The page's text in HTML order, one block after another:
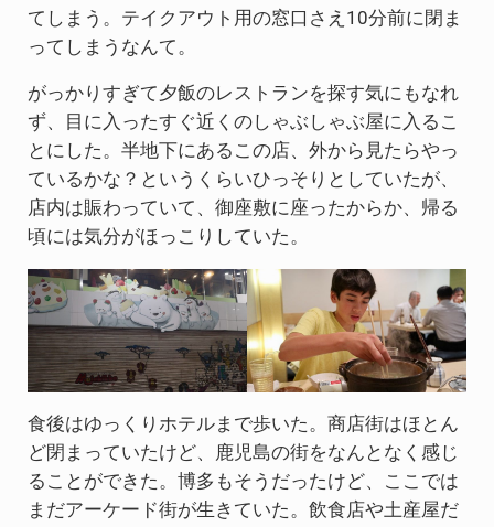
てしまう。テイクアウト用の窓口さえ10分前に閉ま
ってしまうなんて。
がっかりすぎて夕飯のレストランを探す気にもなれ
ず、目に入ったすぐ近くのしゃぶしゃぶ屋に入るこ
とにした。半地下にあるこの店、外から見たらやっ
ているかな？というくらいひっそりとしていたが、
店内は賑わっていて、御座敷に座ったからか、帰る
頃には気分がほっこりしていた。
食後はゆっくりホテルまで歩いた。商店街はほとん
ど閉まっていたけど、鹿児島の街をなんとなく感じ
ることができた。博多もそうだったけど、ここでは
まだアーケード街が生きていた。飲食店や土産屋だ